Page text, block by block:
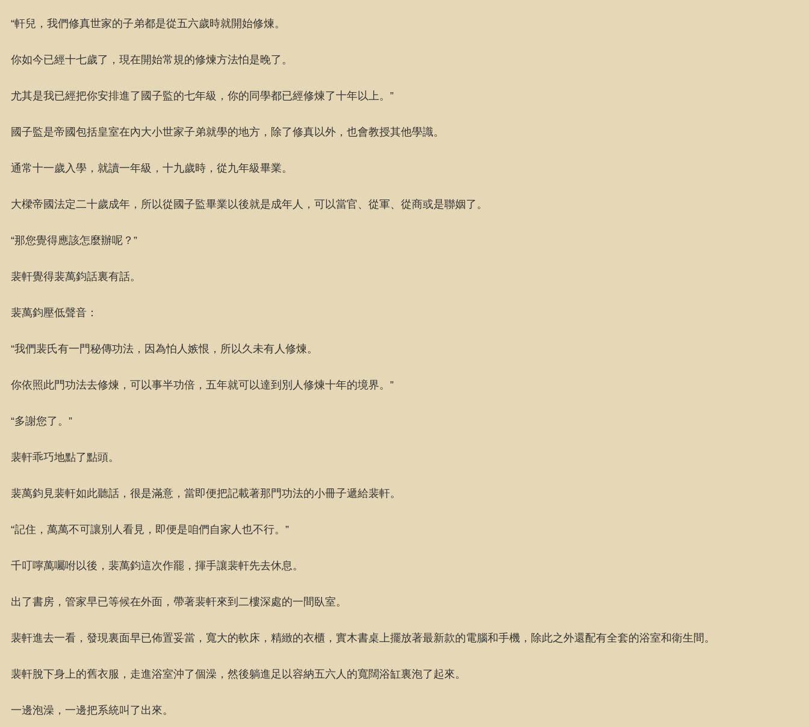
“軒兒，我們修真世家的子弟都是從五六歲時就開始修煉。
你如今已經十七歲了，現在開始常規的修煉方法怕是晚了。
尤其是我已經把你安排進了國子監的七年級，你的同學都已經修煉了十年以上。”
國子監是帝國包括皇室在內大小世家子弟就學的地方，除了修真以外，也會教授其他學識。
通常十一歲入學，就讀一年級，十九歲時，從九年級畢業。
大樑帝國法定二十歲成年，所以從國子監畢業以後就是成年人，可以當官、從軍、從商或是聯姻了。
“那您覺得應該怎麼辦呢？”
裴軒覺得裴萬鈞話裏有話。
裴萬鈞壓低聲音：
“我們裴氏有一門秘傳功法，因為怕人嫉恨，所以久未有人修煉。
你依照此門功法去修煉，可以事半功倍，五年就可以達到別人修煉十年的境界。”
“多謝您了。”
裴軒乖巧地點了點頭。
裴萬鈞見裴軒如此聽話，很是滿意，當即便把記載著那門功法的小冊子遞給裴軒。
“記住，萬萬不可讓別人看見，即便是咱們自家人也不行。”
千叮嚀萬囑咐以後，裴萬鈞這次作罷，揮手讓裴軒先去休息。
出了書房，管家早已等候在外面，帶著裴軒來到二樓深處的一間臥室。
裴軒進去一看，發現裏面早已佈置妥當，寬大的軟床，精緻的衣櫃，實木書桌上擺放著最新款的電腦和手機，除此之外還配有全套的浴室和衛生間。
裴軒脫下身上的舊衣服，走進浴室沖了個澡，然後躺進足以容納五六人的寬闊浴缸裏泡了起來。
一邊泡澡，一邊把系統叫了出來。